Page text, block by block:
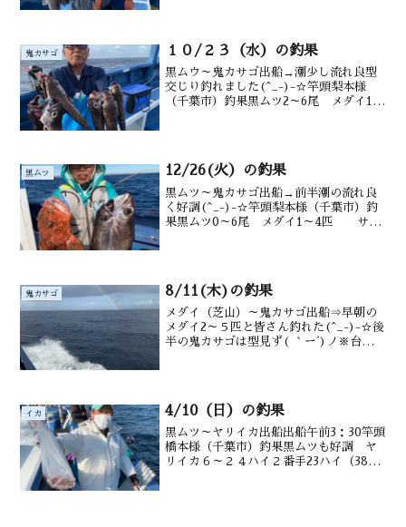
鬼カサゴ １０/２３（水）の釣果
黒ムウ～鬼カサゴ出船→潮少し流れ良型
交じり釣れました(^_-)-☆竿頭梨本様
（千葉市）釣果黒ムツ2～6尾 メダイ1～
黒ムツ 12/26(火）の釣果
黒ムツ～鬼カサゴ出船→前半潮の流れ良
く好調(^_-)-☆竿頭梨本様（千葉市）釣
果黒ムツ0～6尾 メダイ1～4匹 サバ
鬼カサゴ 8/11(木)の釣果
メダイ（芝山）～鬼カサゴ出船⇒早朝の
メダイ2～５匹と皆さん釣れた(^_-)-☆後
半の鬼カサゴは型見ず( ｀ー´)ノ※台風接
イカ 4/10（日）の釣果
黒ムツ～ヤリイカ出船出船午前3：30竿頭
橋本様（千葉市）釣果黒ムツも好調 ヤ
リイカ６～２４ハイ２番手23ハイ（38～